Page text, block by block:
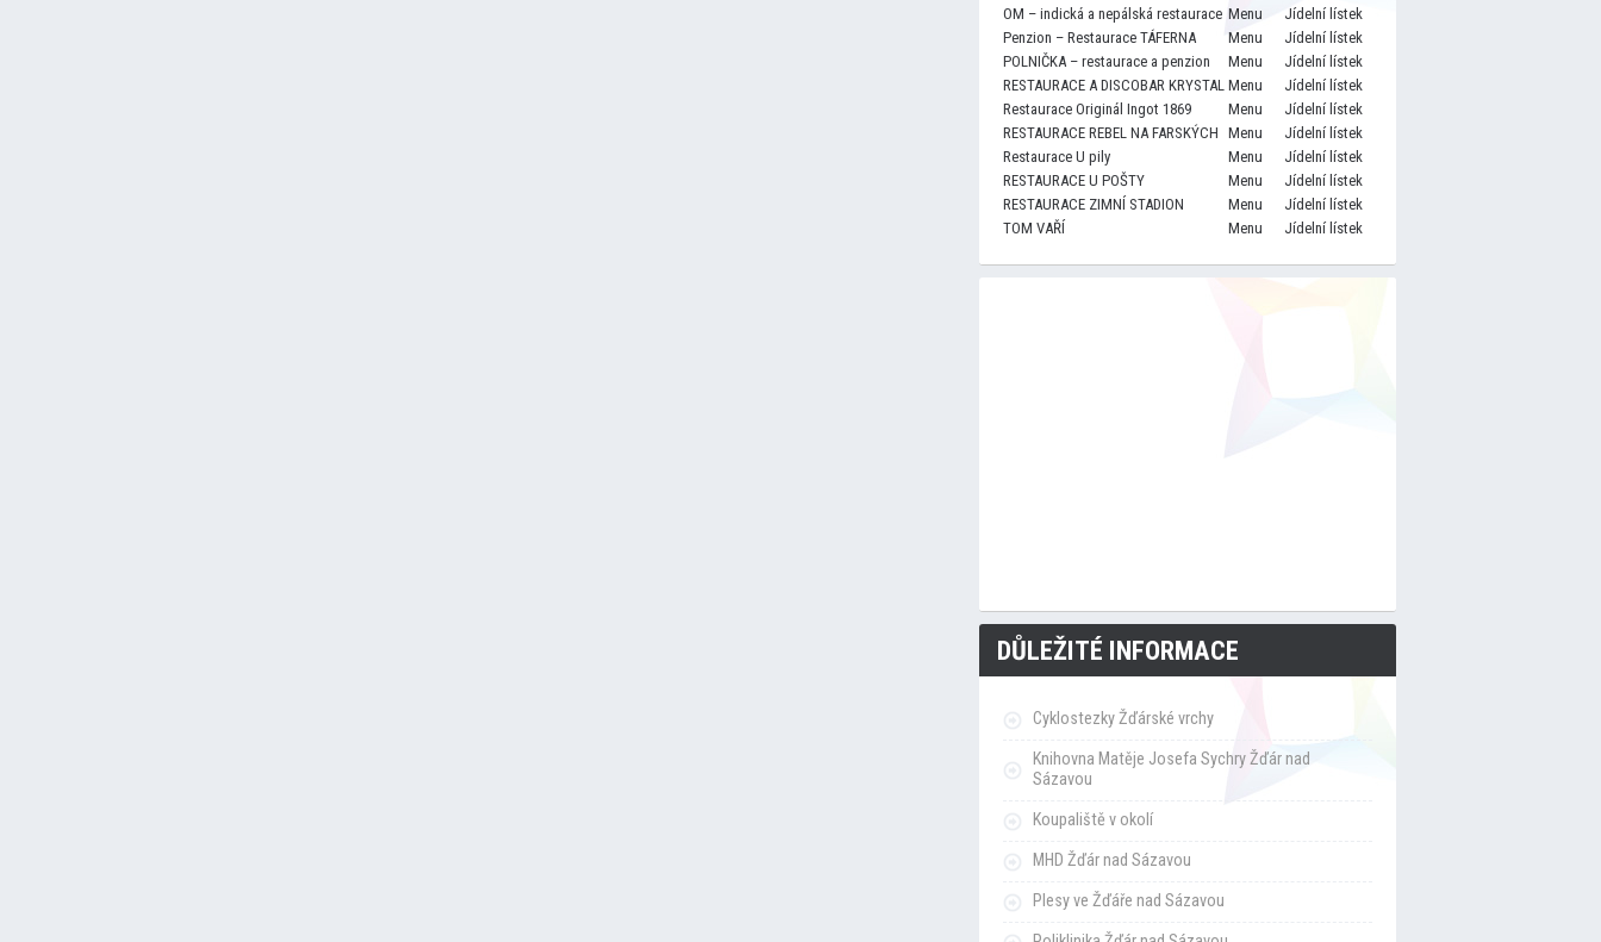
OM – indická a nepálská restaurace Menu
Jídelní lístek
Penzion – Restaurace TÁFERNA
Menu
Jídelní lístek
POLNIČKA – restaurace a penzion
Menu
Jídelní lístek
RESTAURACE A DISCOBAR KRYSTAL Menu
Jídelní lístek
Restaurace Originál Ingot 1869
Menu
Jídelní lístek
RESTAURACE REBEL NA FARSKÝCH Menu
Jídelní lístek
Restaurace U pily
Menu
Jídelní lístek
RESTAURACE U POŠTY
Menu
Jídelní lístek
RESTAURACE ZIMNÍ STADION
Menu
Jídelní lístek
TOM VAŘÍ
Menu Jídelní lístek
DŮLEŽITÉ INFORMACE
Cyklostezky Žďárské vrchy
Knihovna Matěje Josefa Sychry Žďár nad
Sázavou
Koupaliště v okolí
MHD Žďár nad Sázavou
Plesy ve Žďáře nad Sázavou